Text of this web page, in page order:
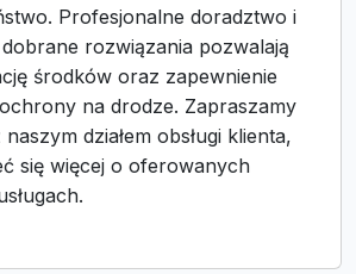
Profesjonalne doradztwo i
rozwiązania pozwalają
środków oraz zapewnienie
na drodze. Zapraszamy
działem obsługi klienta,
się więcej o oferowanych